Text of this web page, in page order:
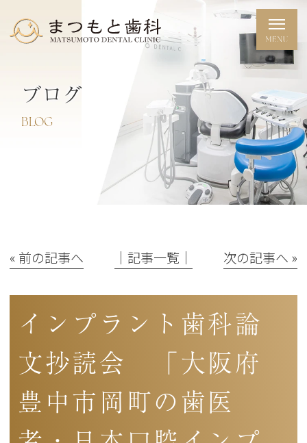
ブログ
BLOG
« 前の記事へ │記事一覧│ 次の記事へ »
インプラント歯科論
文抄読会 「大阪府
豊中市岡町の歯医